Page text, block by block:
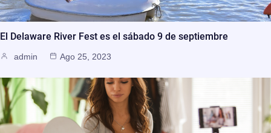
El Delaware River Fest es el sábado 9 de septiembre
admin Ago 25, 2023